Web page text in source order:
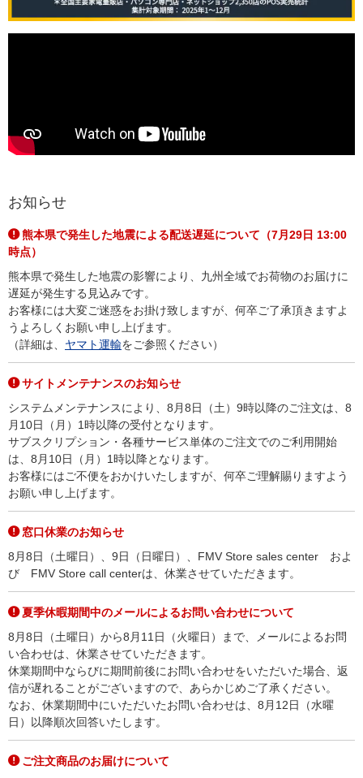
お知らせ
熊本県で発生した地震による配送遅延について（7月29日 13:00
時点）
熊本県で発生した地震の影響により、九州全域でお荷物のお届けに
遅延が発生する見込みです。
お客様には大変ご迷惑をお掛け致しますが、何卒ご了承頂きますよ
うよろしくお願い申し上げます。
（詳細は、 ヤマト運輸をご参照ください）
サイトメンテナンスのお知らせ
システムメンテナンスにより、8月8日（土）9時以降のご注文は、8
月10日（月）1時以降の受付となります。
サブスクリプション・各種サービス単体のご注文でのご利用開始
は、8月10日（月）1時以降となります。
お客様にはご不便をおかけいたしますが、何卒ご理解賜りますよう
お願い申し上げます。
窓口休業のお知らせ
8月8日（土曜日）、9日（日曜日）、FMV Store sales center およ
び FMV Store call centerは、休業させていただきます。
夏季休暇期間中のメールによるお問い合わせについて
8月8日（土曜日）から8月11日（火曜日）まで、メールによるお問
い合わせは、休業させていただきます。
休業期間中ならびに期間前後にお問い合わせをいただいた場合、返
信が遅れることがございますので、あらかじめご了承ください。
なお、休業期間中にいただいたお問い合わせは、8月12日（水曜
日）以降順次回答いたします。
ご注文商品のお届けについて